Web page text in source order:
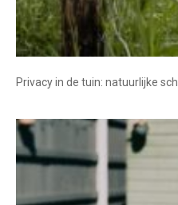
Privacy in de tuin: natuurlijke